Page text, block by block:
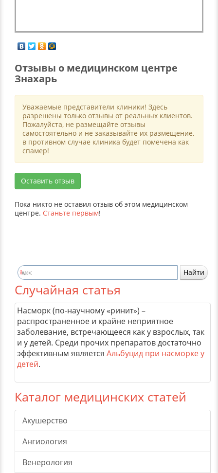
Отзывы о медицинском центре
Знахарь
Уважаемые представители клиники! Здесь
разрешены только отзывы от реальных клиентов.
Пожалуйста, не размещайте отзывы
самостоятельно и не заказывайте их размещение,
в противном случае клиника будет помечена как
спамер!
Оставить отзыв
Пока никто не оставил отзыв об этом медицинском
центре. Станьте первым!
Случайная статья
Насморк (по-научному «ринит») –
распространенное и крайне неприятное
заболевание, встречающееся как у взрослых, так
и у детей. Среди прочих препаратов достаточно
эффективным является Альбуцид при насморке у
детей.
Каталог медицинских статей
Акушерство
Ангиология
Венерология